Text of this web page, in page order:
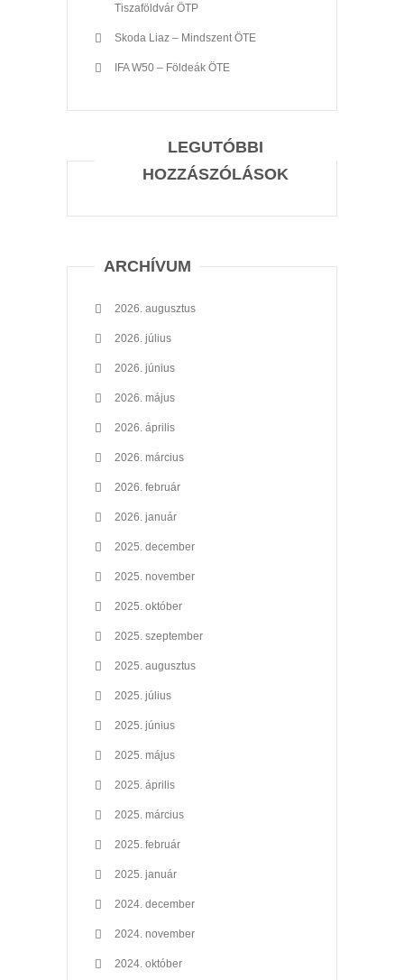
Tiszaföldvár ÖTP
Skoda Liaz – Mindszent ÖTE
IFA W50 – Földeák ÖTE
LEGUTÓBBI
HOZZÁSZÓLÁSOK
ARCHÍVUM
2026. augusztus
2026. július
2026. június
2026. május
2026. április
2026. március
2026. február
2026. január
2025. december
2025. november
2025. október
2025. szeptember
2025. augusztus
2025. július
2025. június
2025. május
2025. április
2025. március
2025. február
2025. január
2024. december
2024. november
2024. október